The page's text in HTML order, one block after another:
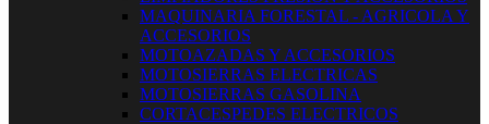
MAQUINARIA FORESTAL - AGRICOLA Y
ACCESORIOS
MOTOAZADAS Y ACCESORIOS
MOTOSIERRAS ELECTRICAS
MOTOSIERRAS GASOLINA
CORTACESPEDES ELECTRICOS